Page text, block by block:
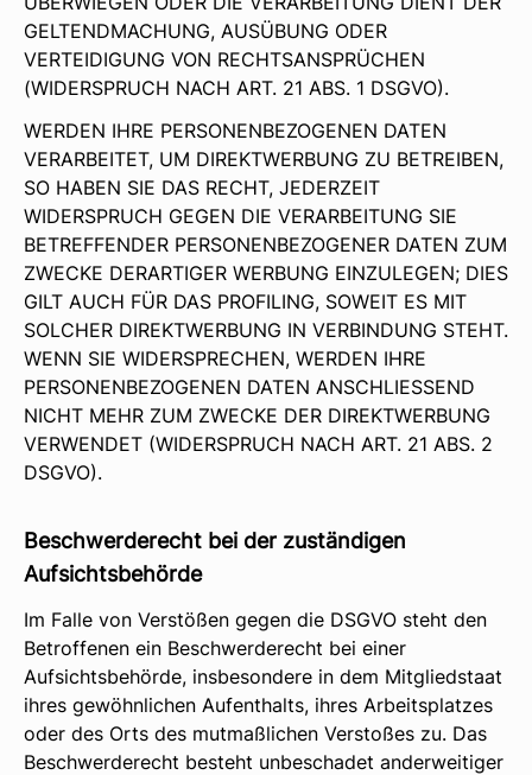
GELTENDMACHUNG, AUSÜBUNG ODER
VERTEIDIGUNG VON RECHTSANSPRÜCHEN
(WIDERSPRUCH NACH ART. 21 ABS. 1 DSGVO).
WERDEN IHRE PERSONENBEZOGENEN DATEN
VERARBEITET, UM DIREKTWERBUNG ZU BETREIBEN,
SO HABEN SIE DAS RECHT, JEDERZEIT
WIDERSPRUCH GEGEN DIE VERARBEITUNG SIE
BETREFFENDER PERSONENBEZOGENER DATEN ZUM
ZWECKE DERARTIGER WERBUNG EINZULEGEN; DIES
GILT AUCH FÜR DAS PROFILING, SOWEIT ES MIT
SOLCHER DIREKTWERBUNG IN VERBINDUNG STEHT.
WENN SIE WIDERSPRECHEN, WERDEN IHRE
PERSONENBEZOGENEN DATEN ANSCHLIESSEND
NICHT MEHR ZUM ZWECKE DER DIREKTWERBUNG
VERWENDET (WIDERSPRUCH NACH ART. 21 ABS. 2
DSGVO).
Beschwerde­recht bei der zuständigen
Aufsichts­behörde
Im Falle von Verstößen gegen die DSGVO steht den
Betroffenen ein Beschwerderecht bei einer
Aufsichtsbehörde, insbesondere in dem Mitgliedstaat
ihres gewöhnlichen Aufenthalts, ihres Arbeitsplatzes
oder des Orts des mutmaßlichen Verstoßes zu. Das
Beschwerderecht besteht unbeschadet anderweitiger